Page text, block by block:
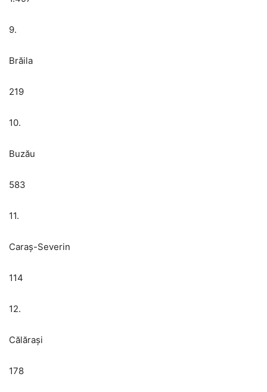
9.
Brăila
219
10.
Buzău
583
11.
Caraș-Severin
114
12.
Călărași
178